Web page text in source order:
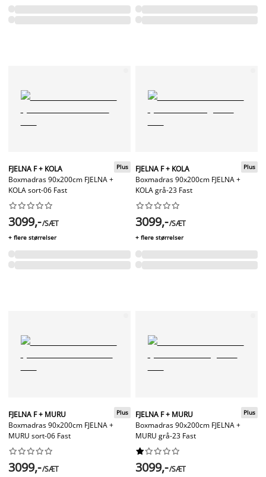
FJELNA F + KOLA
Boxmadras 90x200cm FJELNA +
KOLA sort-06 Fast
Plus






3099,-/SÆT
+ flere størrelser
FJELNA F + KOLA
Boxmadras 90x200cm FJELNA +
KOLA grå-23 Fast
Plus






3099,-/SÆT
+ flere størrelser
FJELNA F + MURU
Boxmadras 90x200cm FJELNA +
MURU sort-06 Fast
Plus






3099,-/SÆT
FJELNA F + MURU
Boxmadras 90x200cm FJELNA +
MURU grå-23 Fast
Plus






3099,-/SÆT